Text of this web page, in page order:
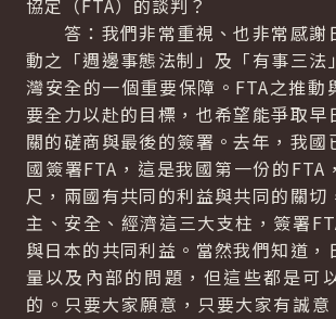
協定（FTA）的談判？
答：我們非常重視、也非常感謝
動之「週邊事態法制」及「有事三法
灣安全的一個重要保障。FTA之推動
要全力以赴的目標，也希望能爭取早
關的磋商與最後的簽署。去年，我國
國簽署FTA，這是我國第一份的FTA
尺，兩國有共同的利益與共同的關切
主、安全、經濟這三大支柱，簽署
與日本的共同利益。當然我們知道，
量以及內部的問題，但這些都是可
的。只要大家願意，只要大家有誠意